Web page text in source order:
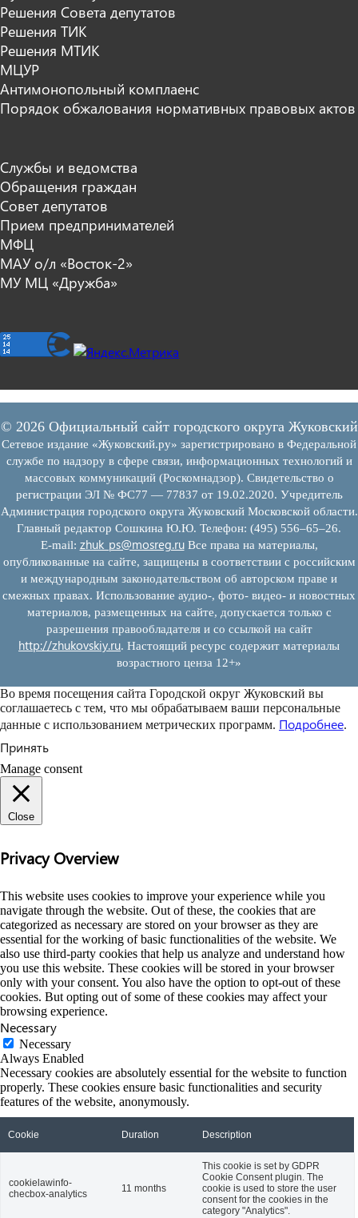
Решения Совета депутатов
Решения ТИК
Решения МТИК
МЦУР
Антимонопольный комплаенс
Порядок обжалования нормативных правовых актов
Службы и ведомства
Обращения граждан
Совет депутатов
Прием предпринимателей
МФЦ
МАУ о/л «Восток-2»
МУ МЦ «Дружба»
© 2026 Официальный сайт городского округа Жуковский
Сетевое издание «Жуковский.ру» зарегистрировано в Федеральной
службе по надзору в сфере связи, информационных технологий и
массовых коммуникаций (Роскомнадзор). Свидетельство о
регистрации ЭЛ № ФС77 — 77837 от 19.02.2020. Учредитель
Администрация городского округа Жуковский Московской области.
Главный редактор Сошкина Ю.Ю. Телефон: (495) 556–65–26.
E‑mail: zhuk_ps@mosreg.ruВсе права на материалы,
опубликованные на сайте, защищены в соответствии с российским
и международным законодательством об авторском праве и
смежных правах. Использование аудио-, фото- видео- и новостных
материалов, размещенных на сайте, допускается только с
разрешения правообладателя и со ссылкой на сайт
http://zhukovskiy.ru. Настоящий ресурс содержит материалы
возрастного ценза 12+»
Во время посещения сайта Городской округ Жуковский вы
соглашаетесь с тем, что мы обрабатываем ваши персональные
данные с использованием метрических программ. Подробнее.
Принять
Manage consent
Close
Privacy Overview
This website uses cookies to improve your experience while you
navigate through the website. Out of these, the cookies that are
categorized as necessary are stored on your browser as they are
essential for the working of basic functionalities of the website. We
also use third-party cookies that help us analyze and understand how
you use this website. These cookies will be stored in your browser
only with your consent. You also have the option to opt-out of these
cookies. But opting out of some of these cookies may affect your
browsing experience.
Necessary
Necessary
Always Enabled
Necessary cookies are absolutely essential for the website to function
properly. These cookies ensure basic functionalities and security
features of the website, anonymously.
Cookie Duration Description
cookielawinfo-
checbox-analytics
11 months
This cookie is set by GDPR
Cookie Consent plugin. The
cookie is used to store the user
consent for the cookies in the
category "Analytics".